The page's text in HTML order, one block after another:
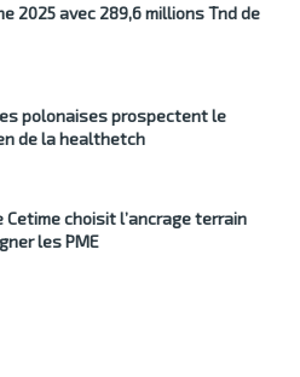
2025 avec 289,6 millions Tnd de
polonaises prospectent le
de la healthetch
Cetime choisit l’ancrage terrain
les PME